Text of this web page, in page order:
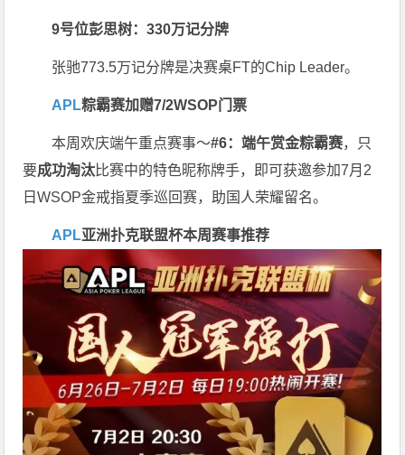
9号位彭思树：330万记分牌
张驰773.5万记分牌是决赛桌FT的Chip Leader。
APL粽霸赛加赠7/2WSOP门票
本周欢庆端午重点赛事～#6：端午赏金粽霸赛，只
要成功淘汰比赛中的特色昵称牌手，即可获邀参加7月2
日WSOP金戒指夏季巡回赛，助国人荣耀留名。
APL亚洲扑克联盟杯本周赛事推荐